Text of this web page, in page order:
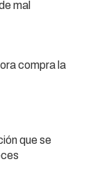
mal
compra la
que se